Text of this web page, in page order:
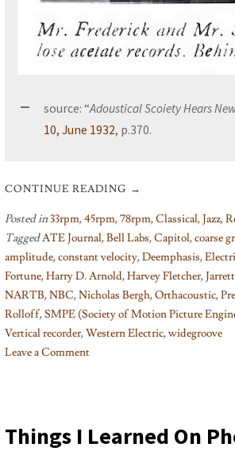
source: “Adoustical Scoiety Hears
10, June 1932, p.370.
CONTINUE READING →
Posted in33rpm,45rpm,78rpm,Classical,Jazz,
TaggedATE Journal,Bell Labs,Capitol,coarse
amplitude,constant velocity,Deemphasis,
Fortune,Harry D. Arnold,Harvey Fletcher,
NARTB,NBC,Nicholas Bergh,Orthacoustic,
Rolloff,SMPE (Society of Motion Picture
Vertical recorder,Western Electric,widegroove
Leave a Comment
learned
on
Things I Learned On